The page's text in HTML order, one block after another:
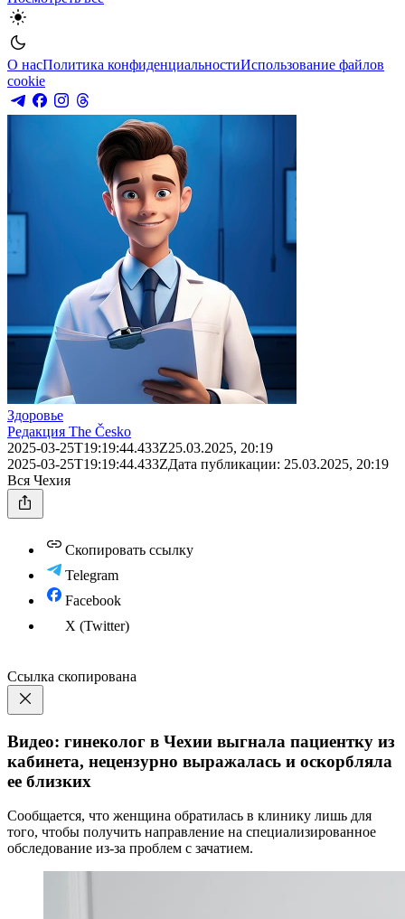
О насПолитика конфиденциальностиИспользование файлов
cookie
Здоровье
Редакция The Česko
2025-03-25T19:19:44.433Z25.03.2025, 20:19
2025-03-25T19:19:44.433ZДата публикации: 25.03.2025, 20:19
Вся Чехия
Скопировать ссылку
Telegram
Facebook
X (Twitter)
Ссылка скопирована
Видео: гинеколог в Чехии выгнала пациентку из
кабинета, нецензурно выражалась и оскорбляла
ее близких
Сообщается, что женщина обратилась в клинику лишь для
того, чтобы получить направление на специализированное
обследование из-за проблем с зачатием.